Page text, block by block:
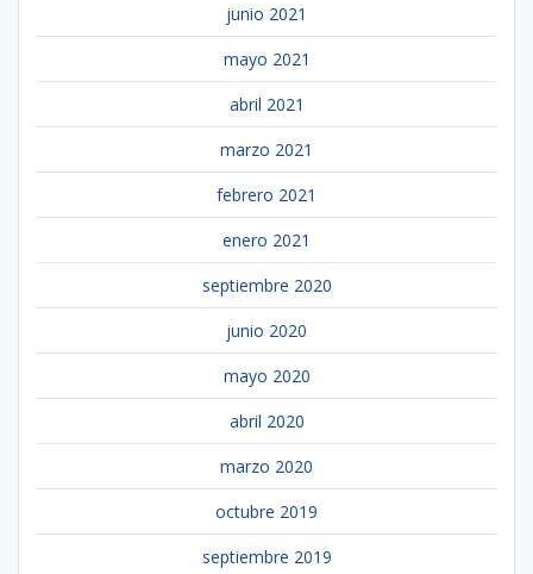
junio 2021
mayo 2021
abril 2021
marzo 2021
febrero 2021
enero 2021
septiembre 2020
junio 2020
mayo 2020
abril 2020
marzo 2020
octubre 2019
septiembre 2019